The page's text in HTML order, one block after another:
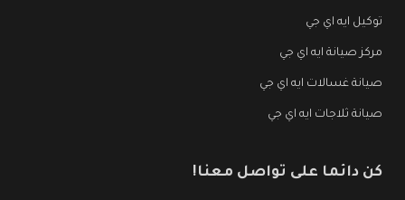
توكيل ايه اي جي
مركز صيانة ايه اي جي
صيانة غسالات ايه اي جي
صيانة ثلاجات ايه اي جي
كن دائما على تواصل معنا!